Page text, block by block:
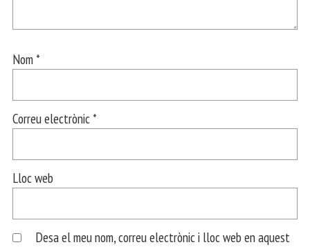
Nom *
Correu electrònic *
Lloc web
Desa el meu nom, correu electrònic i lloc web en aquest